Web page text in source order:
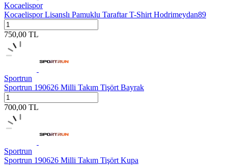
Kocaelispor
Kocaelispor Lisanslı Pamuklu Taraftar T-Shirt Hodrimeydan89
750,00 TL
Sportrun
Sportrun 190626 Milli Takım Tişört Bayrak
700,00 TL
Sportrun
Sportrun 190626 Milli Takım Tişört Kupa